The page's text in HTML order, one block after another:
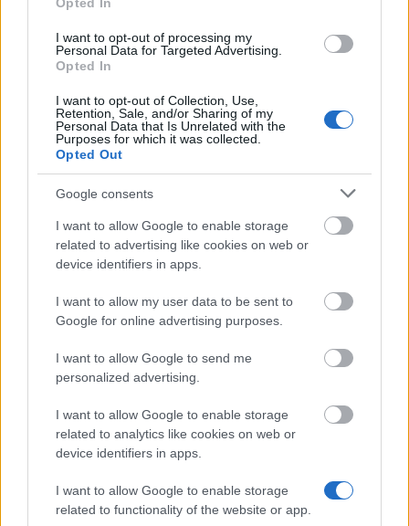
I want to opt-out of processing my
Personal Data for Targeted Advertising.
Opted In
I want to opt-out of Collection, Use,
Retention, Sale, and/or Sharing of my
Personal Data that Is Unrelated with the
Purposes for which it was collected.
Opted Out
Google consents
I want to allow Google to enable storage
related to advertising like cookies on web or
device identifiers in apps.
I want to allow my user data to be sent to
Google for online advertising purposes.
I want to allow Google to send me
personalized advertising.
I want to allow Google to enable storage
related to analytics like cookies on web or
device identifiers in apps.
I want to allow Google to enable storage
related to functionality of the website or app.
Application deadline
Aucune information sur les dates limites ne
sont disponibles pour le moment.
Bourses similaires
1 000 €
Université de Liège - Balis Foundation Grants
Government of Pakistan - Pakistan Higher
Education Commission Scholarships
Government of Belgium-Embassy of Belgium in
Vietnam - Belgium-Vietnam Bilateral Scholarship